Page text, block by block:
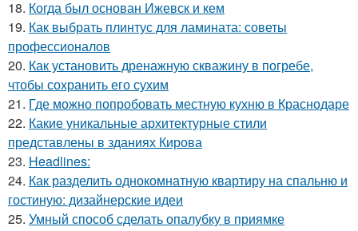
18. Когда был основан Ижевск и кем
19. Как выбрать плинтус для ламината: советы
профессионалов
20. Как установить дренажную скважину в погребе,
чтобы сохранить его сухим
21. Где можно попробовать местную кухню в Краснодаре
22. Какие уникальные архитектурные стили
представлены в зданиях Кирова
23. Headlines:
24. Как разделить однокомнатную квартиру на спальню и
гостиную: дизайнерские идеи
25. Умный способ сделать опалубку в приямке